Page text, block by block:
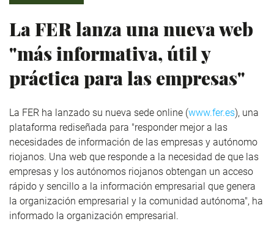
La FER lanza una nueva web
"más informativa, útil y
práctica para las empresas"
La FER ha lanzado su nueva sede online (www.fer.es), una
plataforma rediseñada para "responder mejor a las
necesidades de información de las empresas y autónomo
riojanos. Una web que responde a la necesidad de que las
empresas y los autónomos riojanos obtengan un acceso
rápido y sencillo a la información empresarial que genera
la organización empresarial y la comunidad autónoma", ha
informado la organización empresarial.